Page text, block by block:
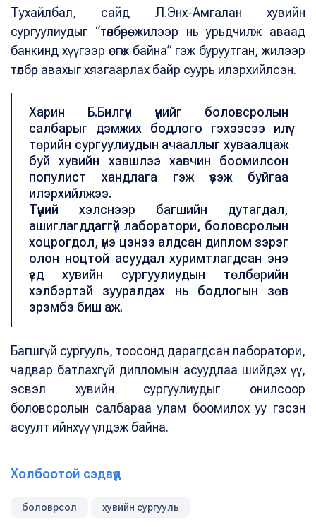
Тухайлбал, сайд Л.Энх-Амгалан хувийн
сургуулиудыг “төлбөрөө жилээр нь урьдчилж аваад
банкинд хүүгээр өсгөж байна” гэж буруутган, жилээр
төлбөр авахыг хязгаарлах байр суурь илэрхийлсэн.
Харин Б.Билгүүн үүнийг боловсролын
салбарыг дэмжих бодлого гэхээсээ илүү
төрийн сургуулиудын ачааллыг хуваалцаж
буй хувийн хэвшлээ хавчин боомилсон
популист хандлага гэж үзэж буйгаа
илэрхийлжээ.
Түүний хэлснээр багшийн дутагдал,
ашиглагддаггүй лаборатори, боловсролын
хоцрогдол, үнэ цэнээ алдсан диплом зэрэг
олон ноцтой асуудал хуримтлагдсан энэ
үед хувийн сургуулиудын төлбөрийн
хэлбэртэй зууралдах нь бодлогын зөв
эрэмбэ биш аж.
Багшгүй сургууль, тоосонд дарагдсан лаборатори,
чадвар батлахгүй дипломын асуудлаа шийдэх үү,
эсвэл хувийн сургуулиудыг онилсоор
боловсролын салбараа улам боомилох уу гэсэн
асуулт ийнхүү үлдэж байна.
Холбоотой сэдвүүд
боловрсол хувийн сургууль